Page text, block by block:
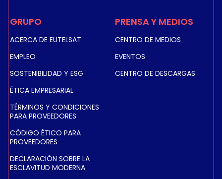
GRUPO
ACERCA DE EUTELSAT
EMPLEO
SOSTENIBILIDAD Y ESG
ÉTICA EMPRESARIAL
TÉRMINOS Y CONDICIONES
PARA PROVEEDORES
CÓDIGO ÉTICO PARA
PROVEEDORES
DECLARACIÓN SOBRE LA
ESCLAVITUD MODERNA
PRENSA Y MEDIOS
CENTRO DE MEDIOS
EVENTOS
CENTRO DE DESCARGAS